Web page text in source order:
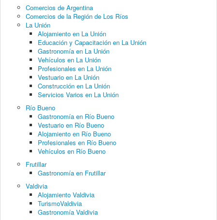
Comercios de Argentina
Comercios de la Región de Los Ríos
La Unión
Alojamiento en La Unión
Educación y Capacitación en La Unión
Gastronomía en La Unión
Vehículos en La Unión
Profesionales en La Unión
Vestuario en La Unión
Construcción en La Unión
Servicios Varios en La Unión
Río Bueno
Gastronomía en Río Bueno
Vestuario en Río Bueno
Alojamiento en Río Bueno
Profesionales en Río Bueno
Vehículos en Río Bueno
Frutillar
Gastronomía en Frutillar
Valdivia
Alojamiento Valdivia
TurismoValdivia
Gastronomía Valdivia